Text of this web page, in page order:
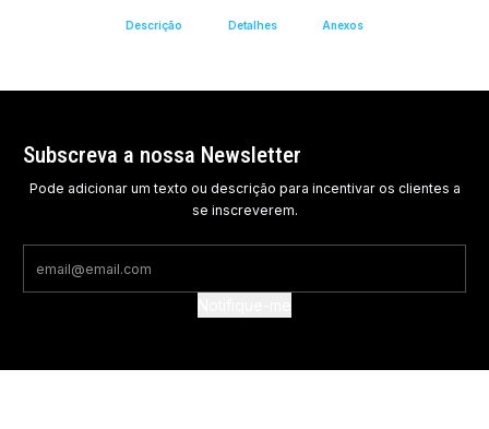
Descrição Detalhes Anexos
Subscreva a nossa Newsletter
Pode adicionar um texto ou descrição para incentivar os clientes a
se inscreverem.